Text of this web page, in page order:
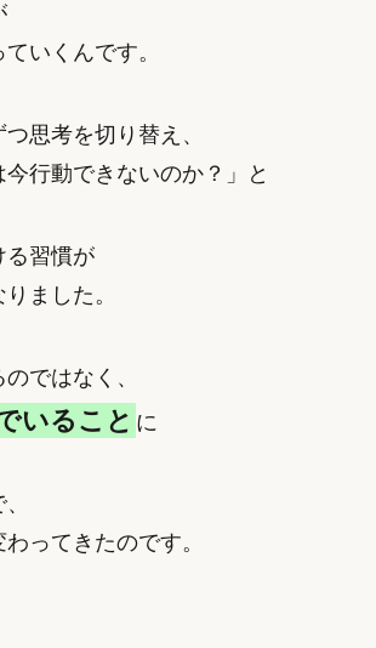
いくんです。
思考を切り替え、
今行動できないのか？」と
る習慣が
ました。
ではなく、
いること に
ってきたのです。